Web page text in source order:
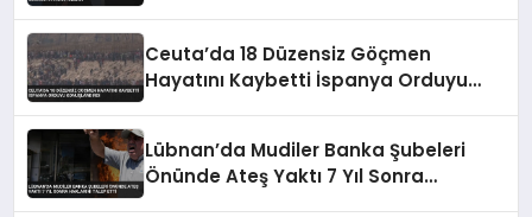
Ceuta’da 18 Düzensiz Göçmen
Hayatını Kaybetti İspanya Orduyu
Lübnan’da Mudiler Banka Şubeleri
Önünde Ateş Yaktı 7 Yıl Sonra